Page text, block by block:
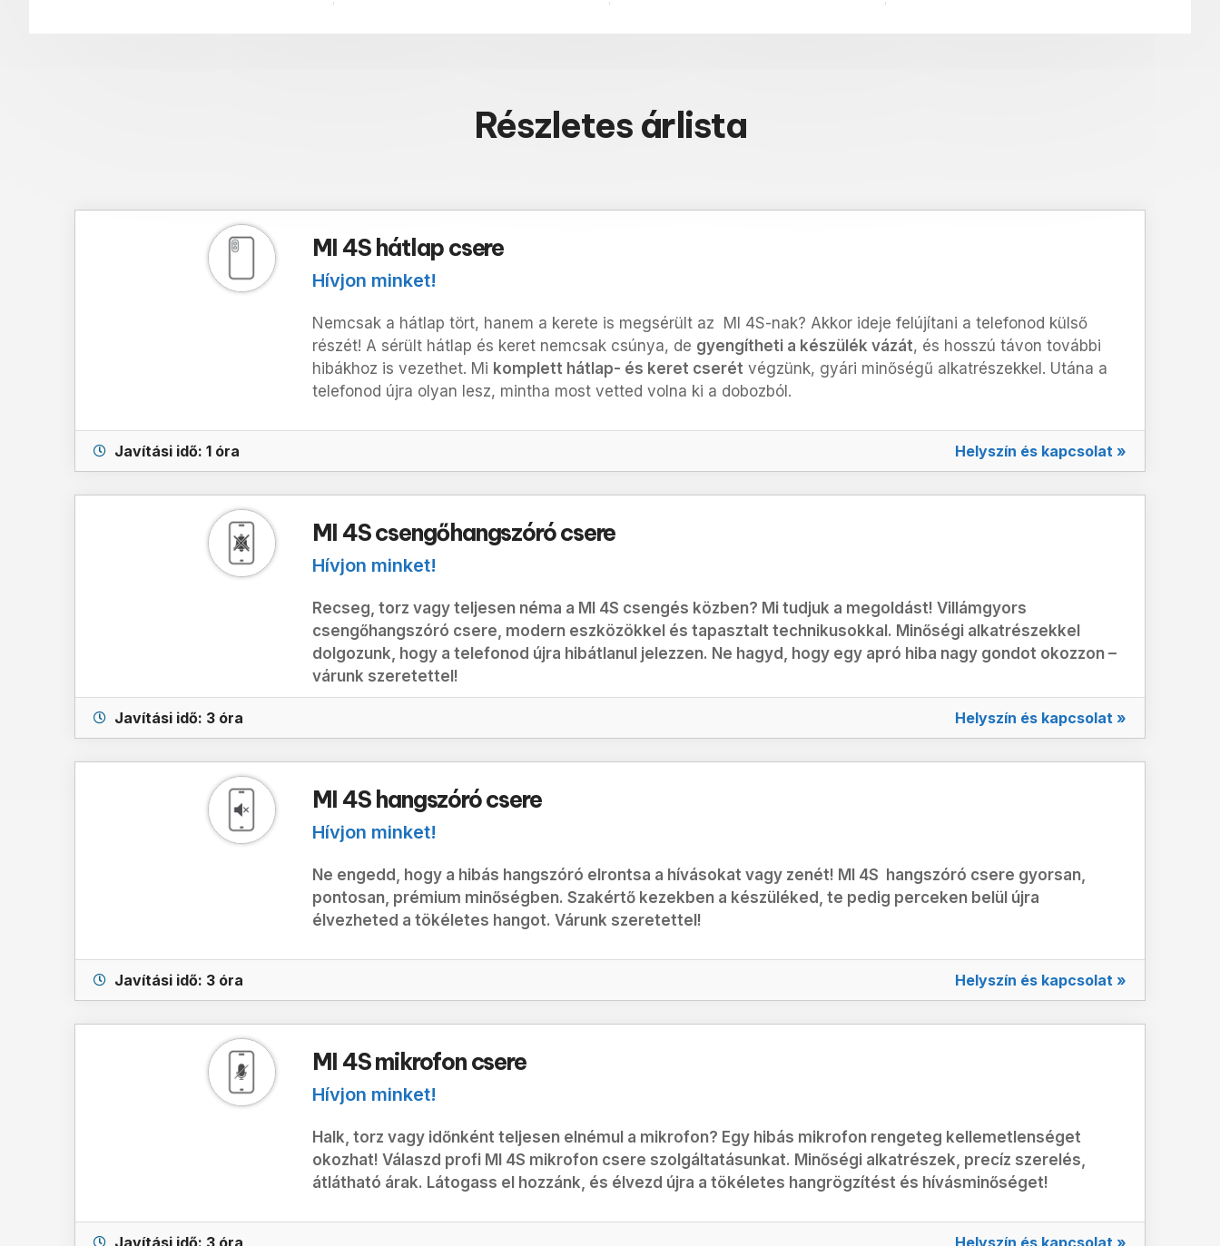
Részletes árlista
MI 4S hátlap csere
Hívjon minket!
Nemcsak a hátlap tört, hanem a kerete is megsérült az MI 4S-nak? Akkor ideje felújítani a telefonod külső
részét! A sérült hátlap és keret nemcsak csúnya, de gyengítheti a készülék vázát, és hosszú távon további
hibákhoz is vezethet. Mi komplett hátlap- és keret cserét végzünk, gyári minőségű alkatrészekkel. Utána a
telefonod újra olyan lesz, mintha most vetted volna ki a dobozból.
Javítási idő: 1 óra Helyszín és kapcsolat »
MI 4S csengőhangszóró csere
Hívjon minket!
Recseg, torz vagy teljesen néma a MI 4S csengés közben? Mi tudjuk a megoldást! Villámgyors
csengőhangszóró csere, modern eszközökkel és tapasztalt technikusokkal. Minőségi alkatrészekkel
dolgozunk, hogy a telefonod újra hibátlanul jelezzen. Ne hagyd, hogy egy apró hiba nagy gondot okozzon –
várunk szeretettel!
Javítási idő: 3 óra Helyszín és kapcsolat »
MI 4S hangszóró csere
Hívjon minket!
Ne engedd, hogy a hibás hangszóró elrontsa a hívásokat vagy zenét! MI 4S hangszóró csere gyorsan,
pontosan, prémium minőségben. Szakértő kezekben a készüléked, te pedig perceken belül újra
élvezheted a tökéletes hangot. Várunk szeretettel!
Javítási idő: 3 óra Helyszín és kapcsolat »
MI 4S mikrofon csere
Hívjon minket!
Halk, torz vagy időnként teljesen elnémul a mikrofon? Egy hibás mikrofon rengeteg kellemetlenséget
okozhat! Válaszd profi MI 4S mikrofon csere szolgáltatásunkat. Minőségi alkatrészek, precíz szerelés,
átlátható árak. Látogass el hozzánk, és élvezd újra a tökéletes hangrögzítést és hívásminőséget!
Javítási idő: 3 óra Helyszín és kapcsolat »